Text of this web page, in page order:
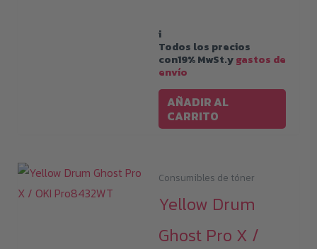
i
Todos los precios
con19% MwSt.ygastos de
envío
AÑADIR AL
CARRITO
Consumibles de tóner
Yellow Drum
Ghost Pro X /